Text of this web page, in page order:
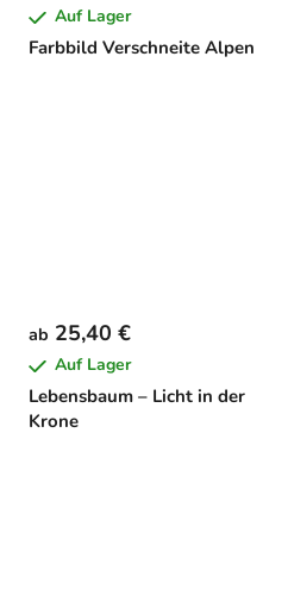
Farbbild Verschneite Alpen
Auf Lager
Lebensbaum – Licht in der
Krone
ab 25,40 €
Auf Lager